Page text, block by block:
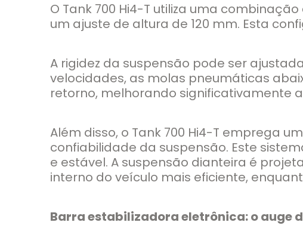
O Tank 700 Hi4-T utiliza uma
um ajuste de altura de 120 mm. Esta
A rigidez da suspensão pode ser
velocidades, as molas pneumáticas
retorno, melhorando significativamente
Além disso, o Tank 700 Hi4-T emprega
confiabilidade da suspensão. Este
e estável. A suspensão dianteira é
interno do veículo mais eficiente,
Barra estabilizadora eletrônica: o auge